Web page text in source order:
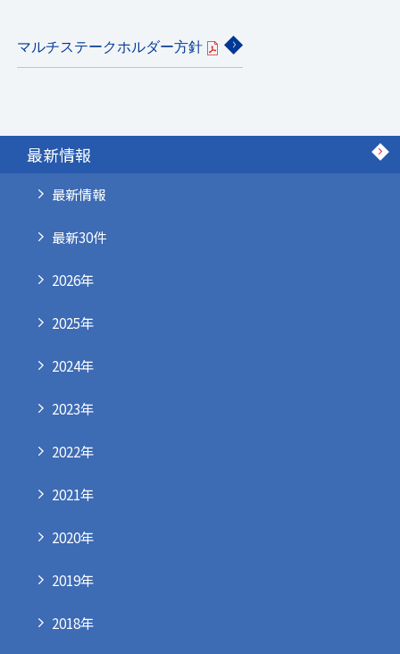
マルチステークホルダー方針
最新情報
最新情報
最新30件
2026年
2025年
2024年
2023年
2022年
2021年
2020年
2019年
2018年